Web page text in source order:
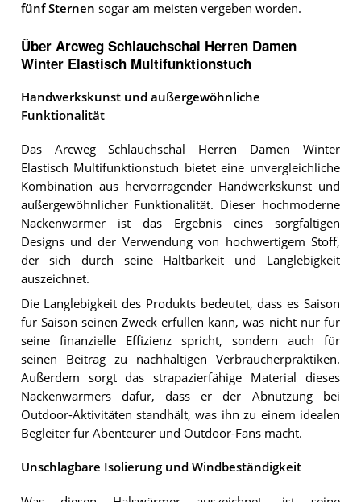
fünf Sternen sogar am meisten vergeben worden.
Über Arcweg Schlauchschal Herren Damen
Winter Elastisch Multifunktionstuch
Handwerkskunst und außergewöhnliche
Funktionalität
Das Arcweg Schlauchschal Herren Damen Winter
Elastisch Multifunktionstuch bietet eine unvergleichliche
Kombination aus hervorragender Handwerkskunst und
außergewöhnlicher Funktionalität. Dieser hochmoderne
Nackenwärmer ist das Ergebnis eines sorgfältigen
Designs und der Verwendung von hochwertigem Stoff,
der sich durch seine Haltbarkeit und Langlebigkeit
auszeichnet.
Die Langlebigkeit des Produkts bedeutet, dass es Saison
für Saison seinen Zweck erfüllen kann, was nicht nur für
seine finanzielle Effizienz spricht, sondern auch für
seinen Beitrag zu nachhaltigen Verbraucherpraktiken.
Außerdem sorgt das strapazierfähige Material dieses
Nackenwärmers dafür, dass er der Abnutzung bei
Outdoor-Aktivitäten standhält, was ihn zu einem idealen
Begleiter für Abenteurer und Outdoor-Fans macht.
Unschlagbare Isolierung und Windbeständigkeit